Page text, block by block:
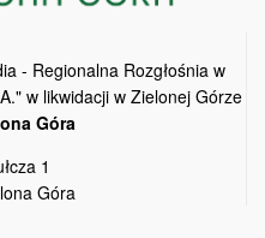
- Regionalna Rozgłośnia w
w likwidacji w Zielonej Górze
Góra
1
Góra